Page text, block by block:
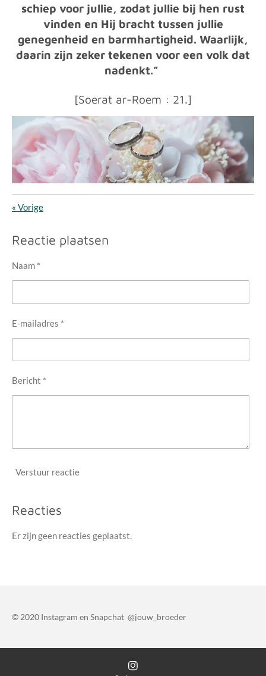
schiep voor jullie, zodat jullie bij hen rust
vinden en Hij bracht tussen jullie
genegenheid en barmhartigheid. Waarlijk,
daarin zijn zeker tekenen voor een volk dat
nadenkt.”
[Soerat ar-Roem : 21.]
« Vorige
Reactie plaatsen
Naam *
E-mailadres *
Bericht *
Verstuur reactie
Reacties
Er zijn geen reacties geplaatst.
© 2020 Instagram en Snapchat @jouw_broeder